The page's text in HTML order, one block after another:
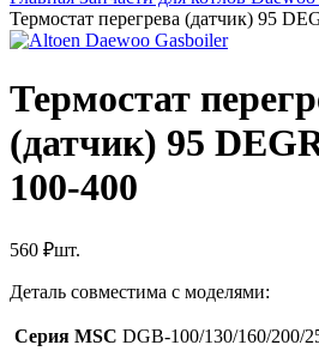
Термостат перегрева (датчик) 95
Термостат
(датчик) 95
100-400
560 ₽шт.
Деталь совместима с моделями:
Серия MSC DGB-100/130/160/200/